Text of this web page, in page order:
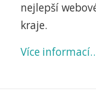
nejlepší
kraje.
Více